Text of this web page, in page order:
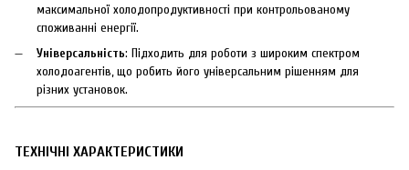
максимальної холодопродуктивності при контрольованому
споживанні енергії.
Універсальність: Підходить для роботи з широким спектром
холодоагентів, що робить його універсальним рішенням для
різних установок.
ТЕХНІЧНІ ХАРАКТЕРИСТИКИ